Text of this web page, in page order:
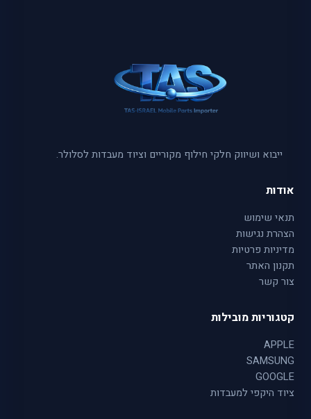
ייבוא ושיווק חלקי חילוף מקוריים וציוד מעבדות לסלולר.
אודות
תנאי שימוש
הצהרת נגישות
מדיניות פרטיות
תקנון האתר
צור קשר
קטגוריות מובילות
APPLE
SAMSUNG
GOOGLE
ציוד היקפי למעבדות